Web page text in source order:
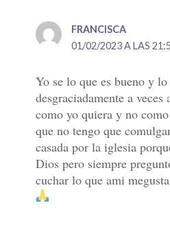
FRANCISCA
01/02/2023 A LAS
Yo se lo que es bueno y
desgraciadamente a
como yo quiera y no
que no tengo que
casada por la iglesia
Dios pero siempre
cuchar lo que ami